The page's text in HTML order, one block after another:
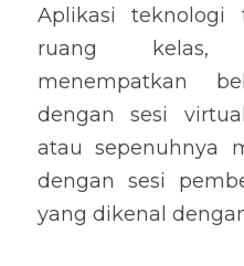
Aplikasi teknologi
ruang kelas,
menempatkan
dengan sesi
atau sepenuhnya
dengan sesi
yang dikenal